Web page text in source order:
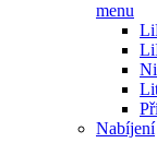
menu
Nabíjení